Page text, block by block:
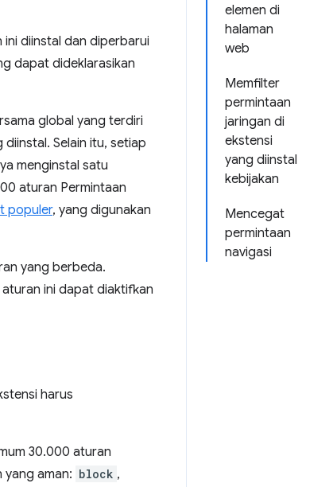
elemen di
halaman
web
Memfilter
permintaan
jaringan di
ekstensi
yang diinstal
kebijakan
Mencegat
permintaan
navigasi
diinstal dan diperbarui
dapat dideklarasikan
global yang terdiri
Selain itu, setiap
menginstal satu
aturan Permintaan
populer, yang digunakan
yang berbeda.
ini dapat diaktifkan
harus
30.000 aturan
aman: block ,